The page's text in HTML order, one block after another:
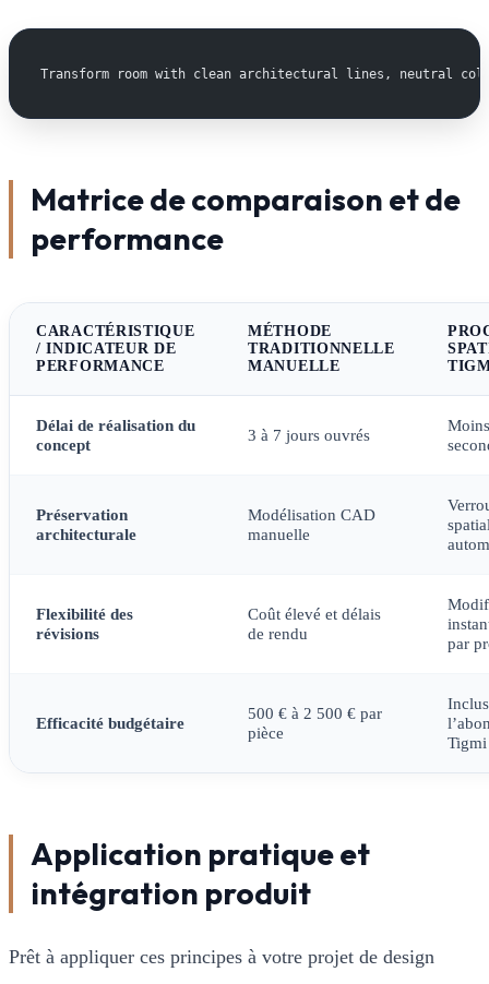
Transform room with clean architectural lines, neutral
Matrice de comparaison et de
performance
CARACTÉRISTIQUE
/ INDICATEUR DE
PERFORMANCE
MÉTHODE
TRADITIONNELLE
MANUELLE
Délai de réalisation du
concept
3 à 7 jours ouvrés
Préservation
architecturale
Modélisation CAD
manuelle
Flexibilité des
révisions
Coût élevé et délais
de rendu
par
Efficacité budgétaire
500 € à 2 500 € par
pièce
Tigmi
Application pratique et
intégration produit
Prêt à appliquer ces principes à votre projet de design